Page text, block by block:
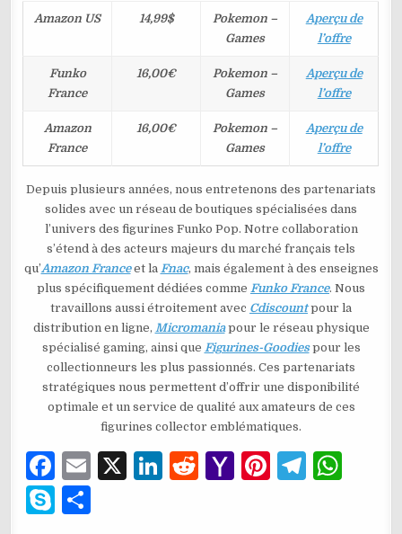
Amazon US 14,99$
Pokemon –
Games
Aperçu de
l’offre
Funko
France
16,00€
Pokemon –
Games
Aperçu de
l’offre
Amazon
France
16,00€
Pokemon –
Games
Aperçu de
l’offre
Depuis plusieurs années, nous entretenons des partenariats
solides avec un réseau de boutiques spécialisées dans
l’univers des figurines Funko Pop. Notre collaboration
s’étend à des acteurs majeurs du marché français tels
qu’Amazon Franceet la Fnac, mais également à des enseignes
plus spécifiquement dédiées comme Funko France. Nous
travaillons aussi étroitement avec Cdiscountpour la
distribution en ligne, Micromaniapour le réseau physique
spécialisé gaming, ainsi que Figurines-Goodiespour les
collectionneurs les plus passionnés. Ces partenariats
stratégiques nous permettent d’offrir une disponibilité
optimale et un service de qualité aux amateurs de ces
figurines collector emblématiques.
F
a
c
E
X
Li R
Y
Pi T
S